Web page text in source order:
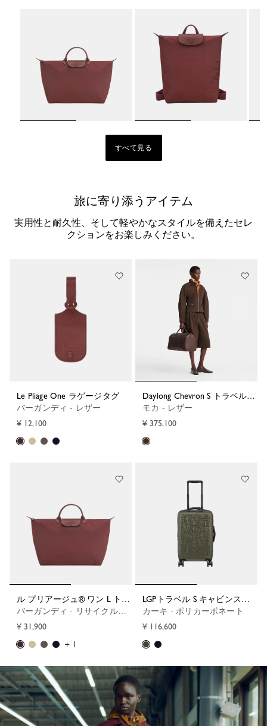
すべて見る
旅に寄り添うアイテム
実用性と耐久性、そして軽やかなスタイルを備えたセレ
クションをお楽しみください。
Daylong Chevron S トラベルバッグ
モカ - レザー
¥ 375,100
LGPトラベル S キャビンスーツケース
カーキ - ポリカーボネート
¥ 116,600
Le Pliage One ラゲージタグ
バーガンディ - レザー
¥ 12,100
ル プリアージュ® ワン L トラベルバッグ
バーガンディ - リサイクルキャンバス
¥ 31,900
+ 1